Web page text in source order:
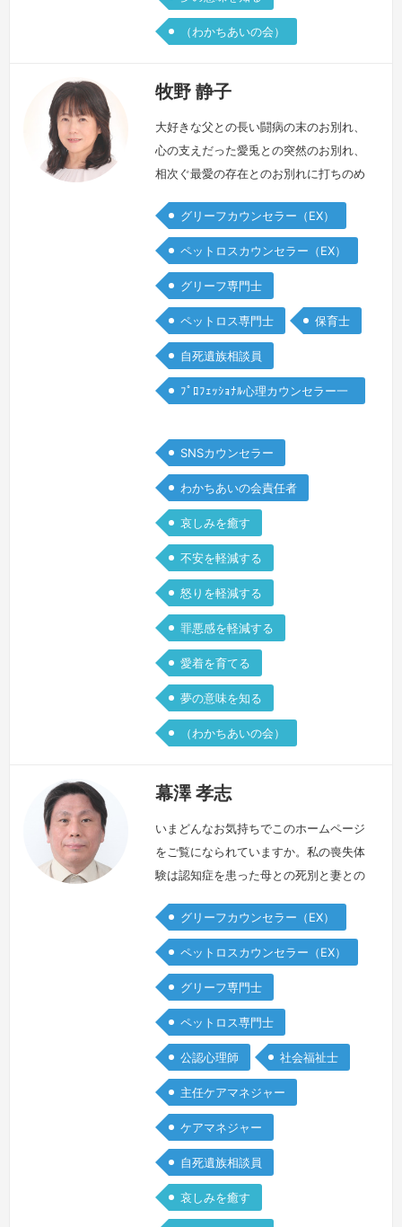
（わかちあいの会）
牧野 静子
大好きな父との長い闘病の末のお別れ、
心の支えだった愛兎との突然のお別れ、
相次ぐ最愛の存在とのお別れに打ちのめ
らなくなりました。加えて保育士の時の
子どもさんとの突然の死別の痛みも残っ
ていました。気力がどうしても湧かなく
て 食事も美味しいと思えなくなり、懸
命に「普通」を演じていると 息苦しく
てたまらなくて、以前と変わらない様子
の周囲の人と私の間には透明な壁が出来
たよ…
続きを見る »
グリーフカウンセラー（EX）
ペットロスカウンセラー（EX）
グリーフ専門士
ペットロス専門士 保育士
自死遺族相談員
ﾌﾟﾛﾌｪｯｼｮﾅﾙ心理カウンセラー一
SNSカウンセラー
わかちあいの会責任者
哀しみを癒す
不安を軽減する
怒りを軽減する
罪悪感を軽減する
愛着を育てる
夢の意味を知る
（わかちあいの会）
幕澤 孝志
いまどんなお気持ちでこのホームページ
をご覧になられていますか。私の喪失体
験は認知症を患った母との死別と妻との
どもを育てていくなかで、暗闇のなかひ
とり膝を抱えて座っているような、そん
なひとりぼっちのような感覚で日々を過
ごしていました。そんな時に出会ったの
がグリーフケアの学びでした。グリーフ
ケアの学びを通じて人と向き合うことの
大切さ自分自身と向き合うことの大切さ
を学… 続きを見る »
グリーフカウンセラー（EX）
ペットロスカウンセラー（EX）
グリーフ専門士
ペットロス専門士
公認心理師 社会福祉士
主任ケアマネジャー
ケアマネジャー
自死遺族相談員
哀しみを癒す